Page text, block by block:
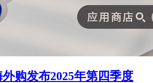
购发布2025年第四季度